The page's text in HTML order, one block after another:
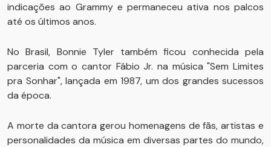
indicações ao Grammy e permaneceu ativa nos palcos
até os últimos anos.
No Brasil, Bonnie Tyler também ficou conhecida pela
parceria com o cantor Fábio Jr. na música "Sem Limites
pra Sonhar", lançada em 1987, um dos grandes sucessos
da época.
A morte da cantora gerou homenagens de fãs, artistas e
personalidades da música em diversas partes do mundo,